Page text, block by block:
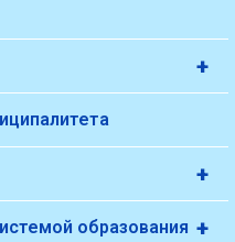
+
+
+
образования